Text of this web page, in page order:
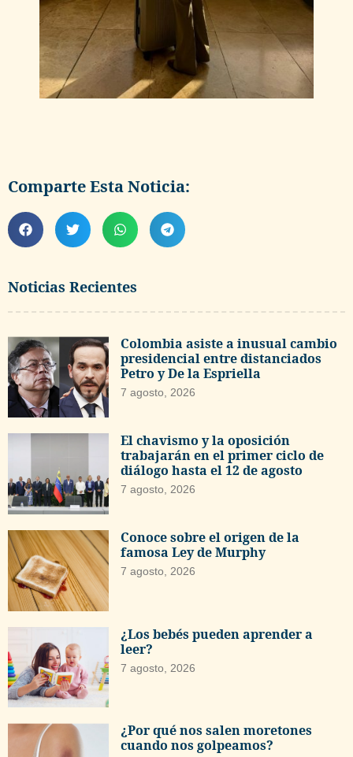
Noticias Recientes
Colombia asiste a inusual cambio
presidencial entre distanciados
Petro y De la Espriella
7 agosto, 2026
El chavismo y la oposición
trabajarán en el primer ciclo de
diálogo hasta el 12 de agosto
7 agosto, 2026
Conoce sobre el origen de la
famosa Ley de Murphy
7 agosto, 2026
¿Los bebés pueden aprender a
leer?
7 agosto, 2026
¿Por qué nos salen moretones
cuando nos golpeamos?
Comparte Esta Noticia: